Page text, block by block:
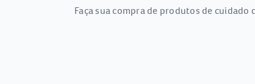
Faça sua compra de produtos de